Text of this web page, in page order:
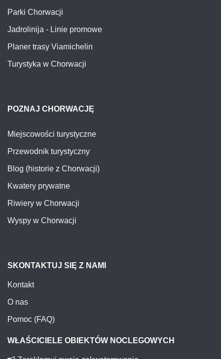
Parki Chorwacji
Jadrolinija - Linie promowe
Planer trasy Viamichelin
Turystyka w Chorwacji
POZNAJ CHORWACJĘ
Miejscowości turystyczne
Przewodnik turystyczny
Blog (historie z Chorwacji)
Kwatery prywatne
Riwiery w Chorwacji
Wyspy w Chorwacji
SKONTAKTUJ SIĘ Z NAMI
Kontakt
O nas
Pomoc (FAQ)
WŁAŚCICIELE OBIEKTÓW NOCLEGOWYCH